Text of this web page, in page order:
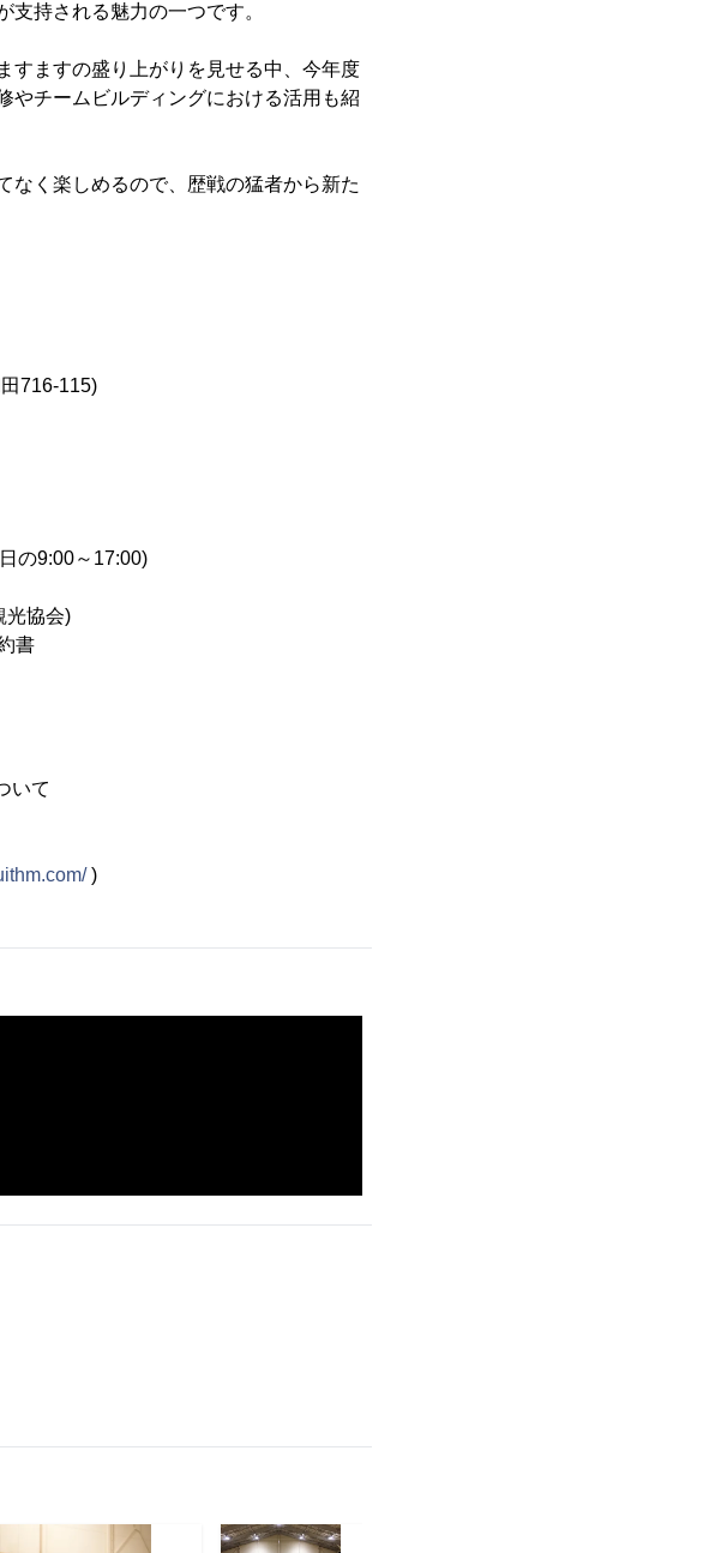
持される魅力の一つです。
すますの盛り上がりを見せる中、今年度
やチームビルディングにおける活用も紹
なく楽しめるので、歴戦の猛者から新た
716-115)
の9:00～17:00)
協会)
書
いて
)